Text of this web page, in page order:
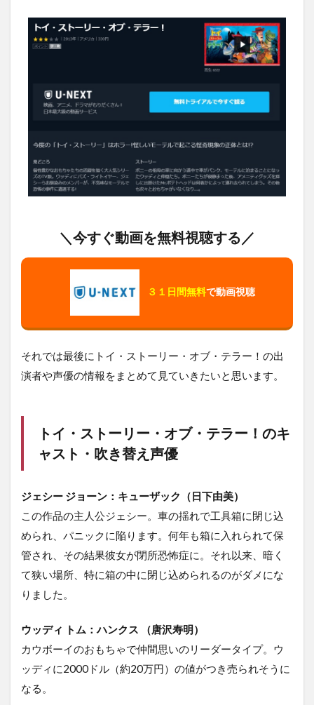
＼今すぐ動画を無料視聴する／
３１日間無料で動画視聴
それでは最後にトイ・ストーリー・オブ・テラー！の出
演者や声優の情報をまとめて見ていきたいと思います。
トイ・ストーリー・オブ・テラー！のキ
ャスト・吹き替え声優
ジェシー ジョーン：キューザック（日下由美）
この作品の主人公ジェシー。車の揺れで工具箱に閉じ込
められ、パニックに陥ります。何年も箱に入れられて保
管され、その結果彼女が閉所恐怖症に。それ以来、暗く
て狭い場所、特に箱の中に閉じ込められるのがダメにな
りました。
ウッディ トム：ハンクス （唐沢寿明）
カウボーイのおもちゃで仲間思いのリーダータイプ。ウ
ッディに2000ドル（約20万円）の値がつき売られそうに
なる。